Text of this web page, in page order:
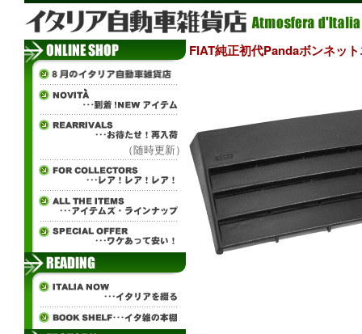
（随時更新）
FIAT純正初代Pandaボンネッ